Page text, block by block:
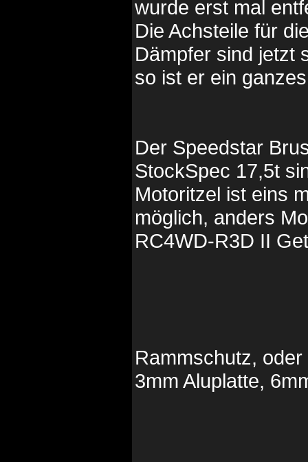
wurde erst mal
Die Achsteile für
Dämpfer sind jetzt
so ist er ein
Der Speedstar
StockSpec 17,5t
Motoritzel ist eins
möglich, anders
RC4WD-R3D II
Rammschutz,
3mm Aluplatte,